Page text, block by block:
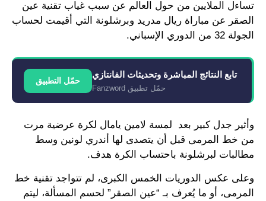
تساءل الملايين من حول العالم عن سبب غياب تقنية عين
الصقر عن مباراة ريال مدريد وبرشلونة التي أقيمت لحساب
الجولة 32 من الدوري الإسباني.
تابع النتائج المباشرة وتحديثات الفانتازي
حمّل تطبيق Fanzword
حمّل التطبيق
وأثير جدل كبير بعد لمسة لامين يامال لكرة عرضية مرت
من خط المرمى قبل أن يتصدى لها أندري لونين وسط
مطالبات لبرشلونة باحتساب الكرة هدف.
وعلى عكس الدوريات الخمس الكبرى، لم تتواجد تقنية خط
المرمى، أو ما يُعرف بـ “عين الصقر” لحسم المسألة، ليتم